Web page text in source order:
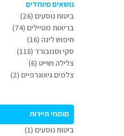
נושאים מיוחדים
ביטוח נוסעים (26)
בריאות מטיילים (74)
חיפוש לינה (16)
סקי וסנובורד (118)
צלילה ושייט (6)
צלמים גיאוגרפיים (2)
מומחי תיירות
ביטוח נוסעים (1)